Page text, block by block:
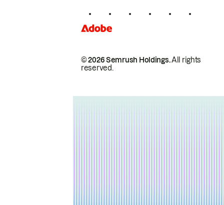
© 2026 Semrush Holdings.All rights
reserved.